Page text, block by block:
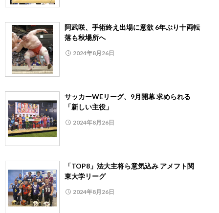
阿武咲、手術終え出場に意欲 6年ぶり十両転
落も秋場所へ
2024年8月26日
サッカーWEリーグ、9月開幕 求められる
「新しい主役」
2024年8月26日
「TOP8」法大主将ら意気込み アメフト関
東大学リーグ
2024年8月26日